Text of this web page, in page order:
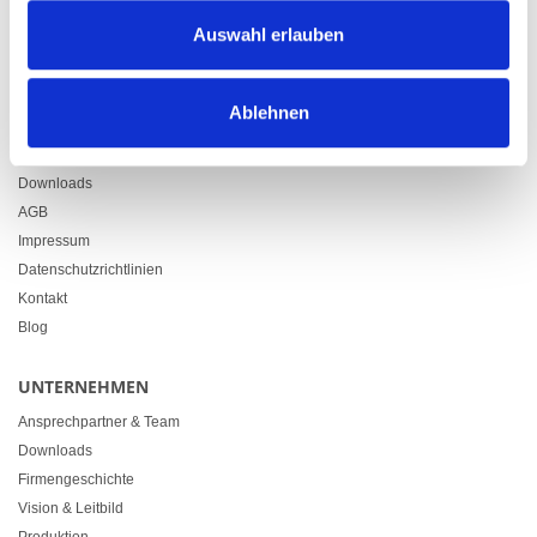
Auswahl erlauben
Ablehnen
Zürcherstrasse 37
LINKS
Downloads
AGB
Impressum
Datenschutzrichtlinien
Kontakt
Blog
UNTERNEHMEN
Ansprechpartner & Team
Downloads
Firmengeschichte
Vision & Leitbild